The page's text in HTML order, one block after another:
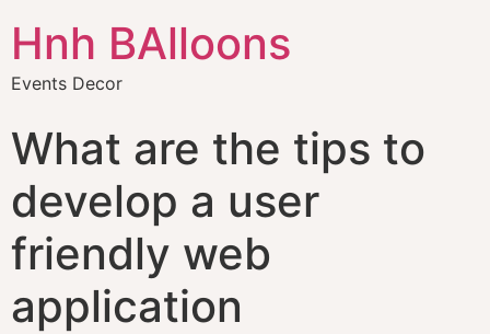
Hnh BAlloons
Events Decor
What are the tips to
develop a user
friendly web
application